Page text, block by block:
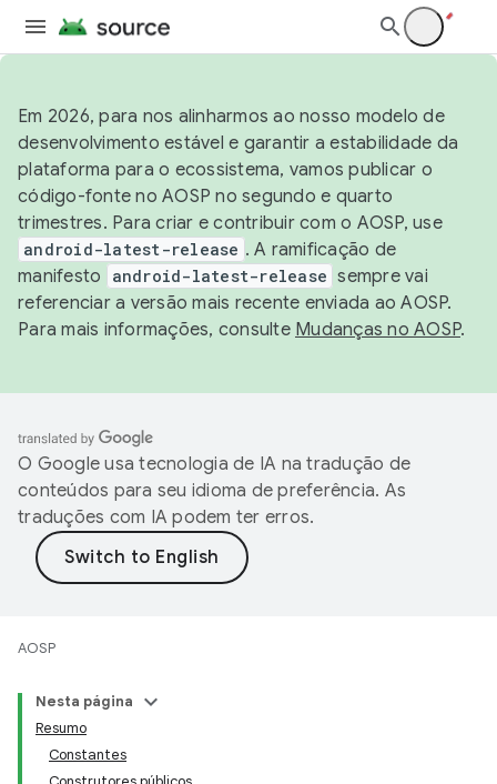
Em 2026, para nos alinharmos ao nosso modelo de
desenvolvimento estável e garantir a estabilidade da
plataforma para o ecossistema, vamos publicar o
código-fonte no AOSP no segundo e quarto
trimestres. Para criar e contribuir com o AOSP, use
android-latest-release . A ramificação de
manifesto
android-latest-release sempre vai
referenciar a versão mais recente enviada ao AOSP.
Para mais informações, consulte Mudanças no AOSP.
O Google usa tecnologia de IA na tradução de
conteúdos para seu idioma de preferência. As
traduções com IA podem ter erros.
AOSP
Nesta página
Resumo
Constantes